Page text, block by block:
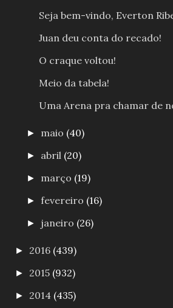
Seja bem-vindo, Everton
Juan deu conta do recado!
O craque voltou!
Meio da tabela!
Uma Arena pra chamar de
► maio (40)
► abril (20)
► março (19)
►fevereiro (16)
► janeiro (26)
► 2016 (439)
► 2015 (932)
► 2014 (435)